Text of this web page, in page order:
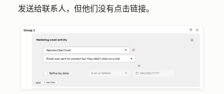
发送给联系人，但他们没有点击链接。